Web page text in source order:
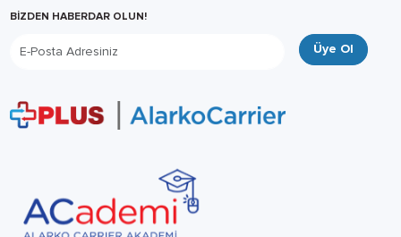
BİZDEN HABERDAR OLUN!
Üye Ol